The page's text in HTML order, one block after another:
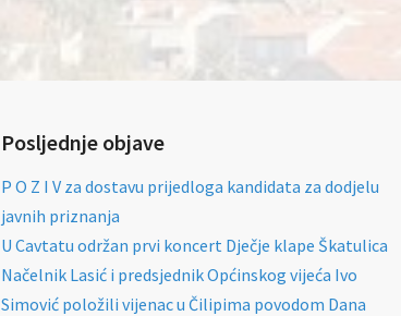
Posljednje objave
P O Z I V za dostavu prijedloga kandidata za dodjelu
javnih priznanja
U Cavtatu održan prvi koncert Dječje klape Škatulica
Načelnik Lasić i predsjednik Općinskog vijeća Ivo
Simović položili vijenac u Čilipima povodom Dana